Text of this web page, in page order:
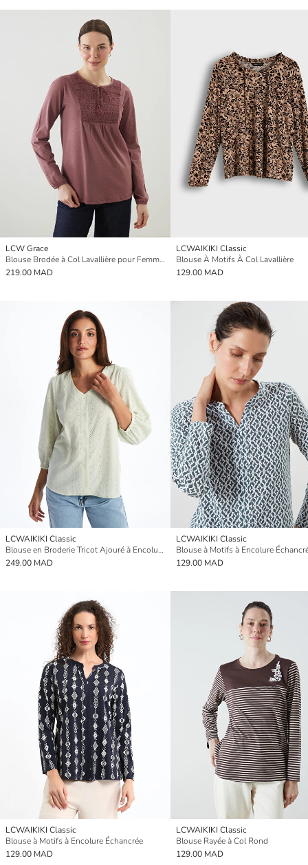
LCW Grace
Blouse Brodée à Col Lavallière pour Femmes
219.00 MAD
LCWAIKIKI Classic
Blouse À Motifs À Col Lavallière
129.00 MAD
LCWAIKIKI Classic
Blouse en Broderie Tricot Ajouré à Encolure en V
249.00 MAD
LCWAIKIKI Classic
Blouse à Motifs à Encolure
129.00 MAD
LCWAIKIKI Classic
Blouse à Motifs à Encolure Échancrée
129.00 MAD
LCWAIKIKI Classic
Blouse Rayée à Col Rond
129.00 MAD